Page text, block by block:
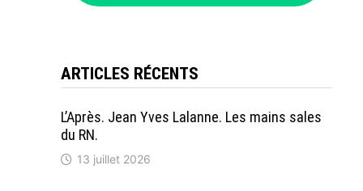
ARTICLES RÉCENTS
L’Après. Jean Yves Lalanne. Les mains sales
du RN.
13 juillet 2026